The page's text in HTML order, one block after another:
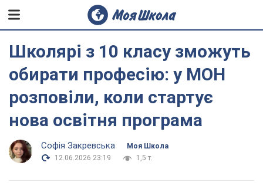
Школярі з 10 класу зможуть
обирати професію: у МОН
розповіли, коли стартує
нова освітня програма
Софія Закревська
Моя Школа
12.06.2026 23:19
1,5 т.